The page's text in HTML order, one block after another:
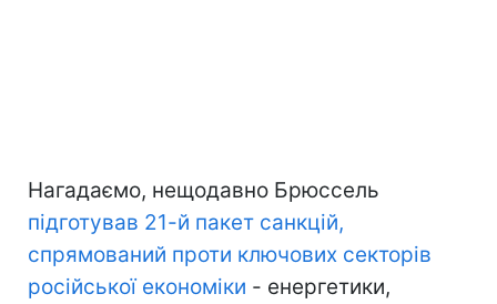
Нагадаємо, нещодавно Брюссель
підготував 21-й пакет санкцій,
спрямований проти ключових секторів
російської економіки - енергетики,